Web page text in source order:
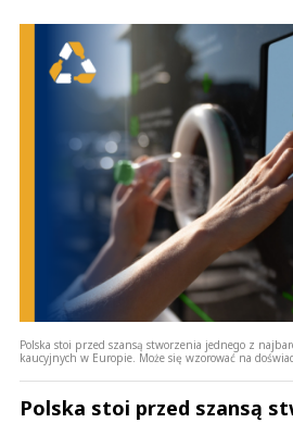
Polska stoi przed szansą stworzenia jednego z
kaucyjnych w Europie. Może się wzorować na
Polska stoi przed szansą